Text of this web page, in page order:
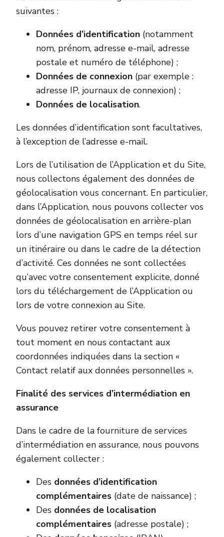
suivantes :
Données d’identification (notamment
nom, prénom, adresse e-mail, adresse
postale et numéro de téléphone) ;
Données de connexion (par exemple :
adresse IP, journaux de connexion) ;
Données de localisation.
Les données d’identification sont facultatives,
à l’exception de l’adresse e-mail.
Lors de l’utilisation de l’Application et du Site,
nous collectons également des données de
géolocalisation vous concernant. En particulier,
dans l’Application, nous pouvons collecter vos
données de géolocalisation en arrière-plan
lors d’une navigation GPS en temps réel sur
un itinéraire ou dans le cadre de la détection
d’activité. Ces données ne sont collectées
qu’avec votre consentement explicite, donné
lors du téléchargement de l’Application ou
lors de votre connexion au Site.
Vous pouvez retirer votre consentement à
tout moment en nous contactant aux
coordonnées indiquées dans la section «
Contact relatif aux données personnelles ».
Finalité des services d’intermédiation en
assurance
Dans le cadre de la fourniture de services
d’intermédiation en assurance, nous pouvons
également collecter :
Des données d’identification
complémentaires (date de naissance) ;
Des données de localisation
complémentaires (adresse postale) ;